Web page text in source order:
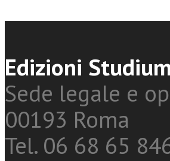
Edizioni
Sede legale e
00193 Roma
Tel. 06 68 65